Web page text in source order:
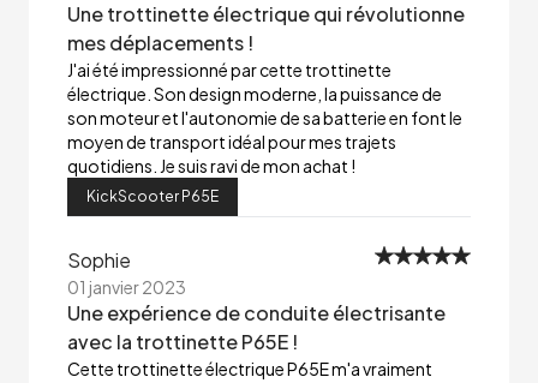
Une trottinette électrique qui révolutionne
mes déplacements !
J'ai été impressionné par cette trottinette
électrique. Son design moderne, la puissance de
son moteur et l'autonomie de sa batterie en font le
moyen de transport idéal pour mes trajets
quotidiens. Je suis ravi de mon achat !
KickScooter P65E
Sophie
01 janvier 2023
Une expérience de conduite électrisante
avec la trottinette P65E !
Cette trottinette électrique P65E m'a vraiment